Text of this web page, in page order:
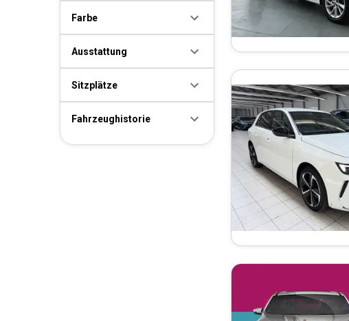
Farbe
Ausstattung
Sitzplätze
Fahrzeughistorie